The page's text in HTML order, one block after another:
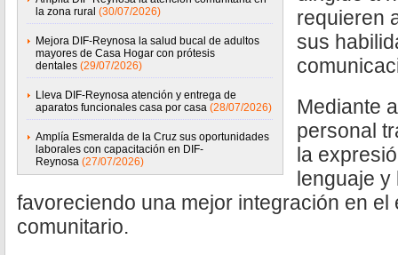
la zona rural (30/07/2026)
Mejora DIF-Reynosa la salud bucal de adultos
mayores de Casa Hogar con prótesis
dentales (29/07/2026)
Lleva DIF-Reynosa atención y entrega de
aparatos funcionales casa por casa (28/07/2026)
Amplía Esmeralda de la Cruz sus oportunidades
laborales con capacitación en DIF-
Reynosa (27/07/2026)
requieren
sus
Mediante
personal
la
lenguaje y
favoreciendo una mejor integración en el
comunitario.